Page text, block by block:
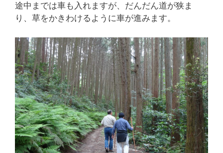
途中までは車も入れますが、だんだん道が狭ま
り、草をかきわけるように車が進みます。